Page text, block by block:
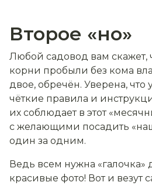
Второе «но»
Любой садовод вам скажет,
корни пробыли без кома
двое, обречён. Уверена, что
чёткие правила и
их соблюдает в этот
с желающими посадить
один за одним.
Ведь всем нужна «галочка»
красивые фото! Вот и везут